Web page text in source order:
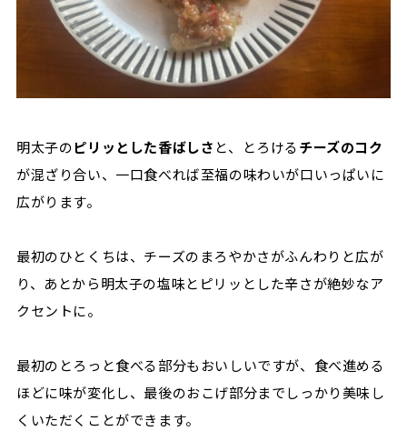
明太子のピリッとした香ばしさ と、とろけるチーズのコク
が混ざり合い、一口食べれば至福の味わいが口いっぱいに
広がります。
最初のひとくちは、チーズのまろやかさがふんわりと広が
り、あとから明太子の塩味とピリッとした辛さが絶妙なア
クセントに。
最初のとろっと食べる部分もおいしいですが、食べ進める
ほどに味が変化し、最後のおこげ部分までしっかり美味し
くいただくことができます。